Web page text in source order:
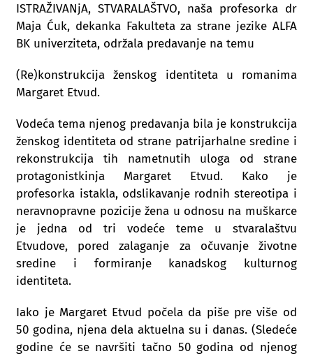
ISTRAŽIVANjA, STVARALAŠTVO, naša profesorka dr
Maja Ćuk, dekanka Fakulteta za strane jezike ALFA
BK univerziteta, održala predavanje na temu
(Re)konstrukcija ženskog identiteta u romanima
Margaret Etvud.
Vodeća tema njenog predavanja bila je konstrukcija
ženskog identiteta od strane patrijarhalne sredine i
rekonstrukcija tih nametnutih uloga od strane
protagonistkinja Margaret Etvud. Kako je
profesorka istakla, odslikavanje rodnih stereotipa i
neravnopravne pozicije žena u odnosu na muškarce
je jedna od tri vodeće teme u stvaralaštvu
Etvudove, pored zalaganje za očuvanje životne
sredine i formiranje kanadskog kulturnog
identiteta.
Iako je Margaret Etvud počela da piše pre više od
50 godina, njena dela aktuelna su i danas. (Sledeće
godine će se navršiti tačno 50 godina od njenog